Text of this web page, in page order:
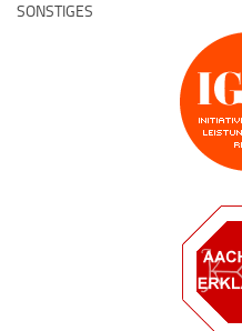
SONSTIGES